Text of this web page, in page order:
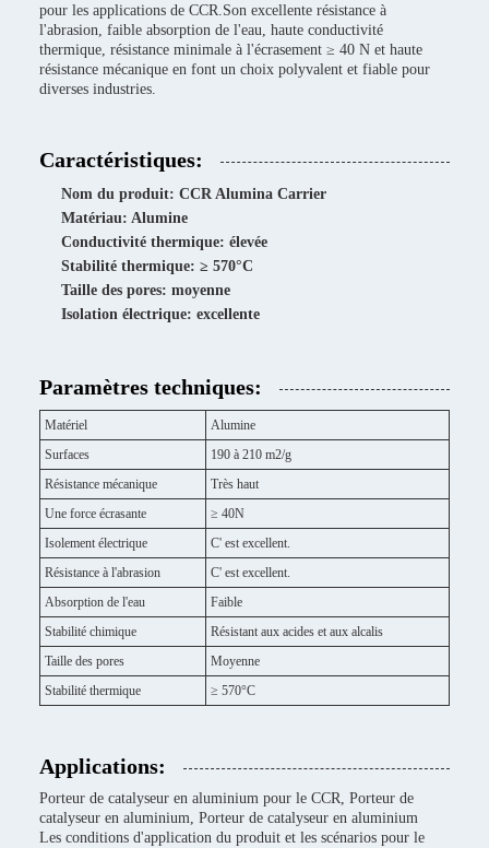
pour les applications de CCR.Son excellente résistance à
l'abrasion, faible absorption de l'eau, haute conductivité
thermique, résistance minimale à l'écrasement ≥ 40 N et haute
résistance mécanique en font un choix polyvalent et fiable pour
diverses industries.
Caractéristiques:
Nom du produit: CCR Alumina Carrier
Matériau: Alumine
Conductivité thermique: élevée
Stabilité thermique: ≥ 570°C
Taille des pores: moyenne
Isolation électrique: excellente
Paramètres techniques:
Matériel
Alumine
Surfaces
190 à 210 m2/g
Résistance mécanique
Très haut
Une force écrasante
≥ 40N
Isolement électrique
C' est excellent.
Résistance à l'abrasion
C' est excellent.
Absorption de l'eau
Faible
Stabilité chimique
Résistant aux acides et aux alcalis
Taille des pores
Moyenne
Stabilité thermique
≥ 570°C
Applications:
Porteur de catalyseur en aluminium pour le CCR, Porteur de
catalyseur en aluminium, Porteur de catalyseur en aluminium
Les conditions d'application du produit et les scénarios pour le